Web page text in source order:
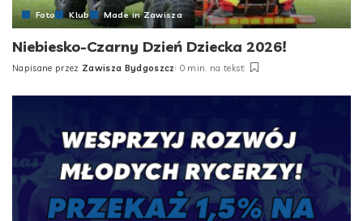
Foto Klub Made in Zawisza
Niebiesko-Czarny Dzień Dziecka 2026!
Posted
Napisane przez Zawisza Bydgoszcz 0 min. na tekst